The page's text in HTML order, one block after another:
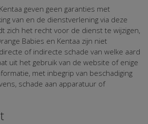
geven geen garanties met
van en de dienstverlening via deze
zich het recht voor de dienst te wijzigen,
Babies en Kentaa zijn niet
of indirecte schade van welke aard
uit het gebruik van de website of enige
met inbegrip van beschadiging
schade aan apparatuur of